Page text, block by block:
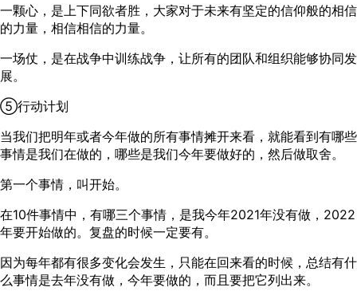
一颗心，是上下同欲者胜，大家对于未来有坚定的信仰般的相信
的力量，相信相信的力量。
一场仗，是在战争中训练战争，让所有的团队和组织能够协同发
展。
⑤行动计划
当我们把明年或者今年做的所有事情摊开来看，就能看到有哪些
事情是我们在做的，哪些是我们今年要做好的，然后做取舍。
第一个事情，叫开始。
在10件事情中，有哪三个事情，是我今年2021年没有做，2022
年要开始做的。复盘的时候一定要有。
因为每年都有很多变化会发生，只能在回来看的时候，总结有什
么事情是去年没有做，今年要做的，而且要把它列出来。